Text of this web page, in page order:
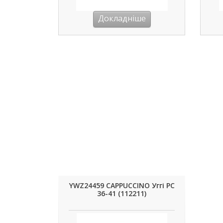
Докладніше
YWZ24459 CAPPUCCINO Уггі РС
36-41 (112211)